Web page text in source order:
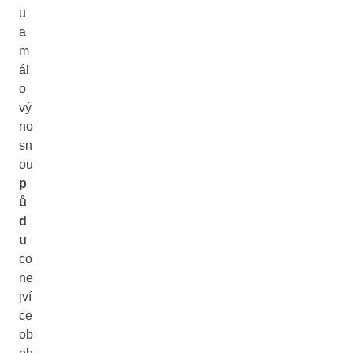
u
a
m
ál
o
vý
no
sn
ou
p
ů
d
u
co
ne
jví
ce
ob